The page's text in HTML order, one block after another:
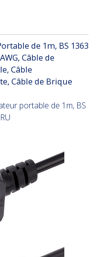
de 1m, BS 1363
Câble de
Câble
Câble de Brique
portable de 1m, BS